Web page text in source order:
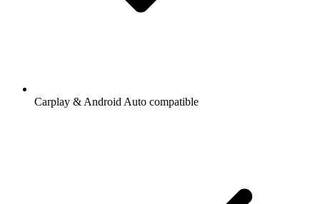
Carplay & Android Auto compatible